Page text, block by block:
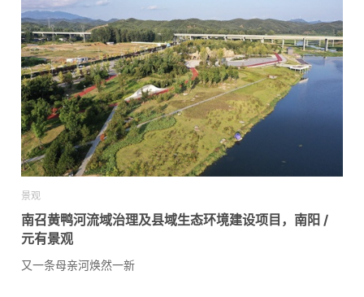
景观
南召黄鸭河流域治理及县域生态环境建设项目，南阳 /
元有景观
又一条母亲河焕然一新